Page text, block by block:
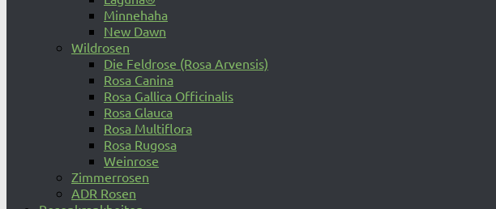
Minnehaha
New Dawn
Wildrosen
Die Feldrose (Rosa Arvensis)
Rosa Canina
Rosa Gallica Officinalis
Rosa Glauca
Rosa Multiflora
Rosa Rugosa
Weinrose
Zimmerrosen
ADR Rosen